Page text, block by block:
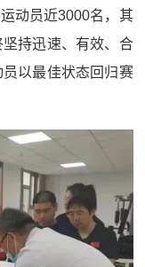
动员近3000名，其
持迅速、有效、合
以最佳状态回归赛